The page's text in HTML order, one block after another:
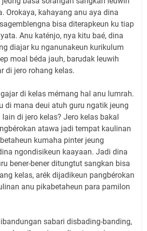
Orokaya, kahayang anu aya dina
bisa diterapkeun ku tiap
Anu katénjo, nya kitu baé, dina
diajar ku nganunakeun kurikulum
moal béda jauh, barudak leuwih
di jero rohang kelas.
di kelas mémang hal anu lumrah.
di mana deui atuh guru ngatik jeung
di jero kelas? Jero kelas bakal
atawa jadi tempat kaulinan
kumaha pinter jeung
ngondisikeun kaayaan. Jadi dina
bener-bener ditungtut sangkan bisa
kelas, arék dijadikeun pangbérokan
anu pikabetaheun para pamilon
sabari disbading-banding,